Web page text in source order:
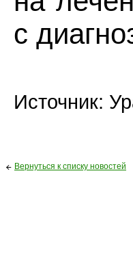
с
Источник:
Вернуться к списку новостей